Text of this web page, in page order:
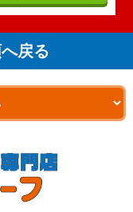
戻る